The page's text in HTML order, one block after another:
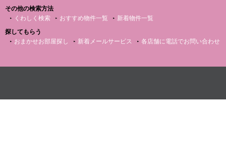
その他の検索方法
くわしく検索
おすすめ物件一覧
新着物件一覧
探してもらう
おまかせお部屋探し
新着メールサービス 各店舗に電話でお問い合わせ